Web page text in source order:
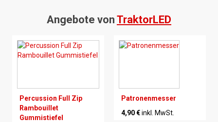
Angebote von TraktorLED
Percussion Full Zip
Rambouillet
Gummistiefel
Patronenmesser
4,90 €inkl. MwSt.